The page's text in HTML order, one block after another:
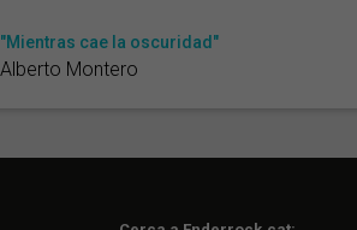
"Mientras cae la oscuridad"
Alberto Montero